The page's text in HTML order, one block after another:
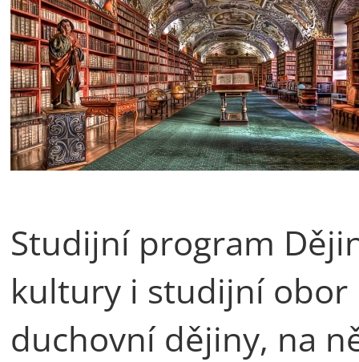
Studijní program
kultury i studijní obor
duchovní dějiny, na